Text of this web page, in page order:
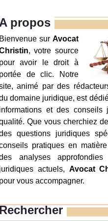
propos
sur Avocat
, votre source
avoir le droit à
de clic. Notre
animé par des
domaine juridique, est
et des conseils
Que vous cherchiez
questions juridiques
pratiques en
analyses
actuels, Avocat
vous accompagner.